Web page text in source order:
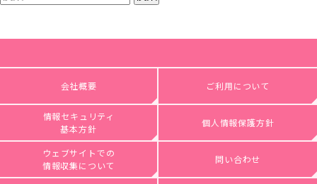
索:
会社概要 ご利用について
情報セキュリティ
基本方針
個人情報保護方針
ウェブサイトでの
情報収集について
問い合わせ